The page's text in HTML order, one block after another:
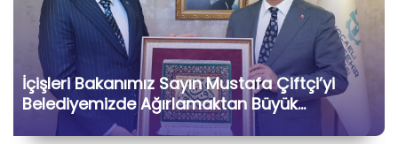
İçişleri Bakanımız Sayın Mustafa Çiftçi’yi
Belediyemizde Ağırlamaktan Büyük
Memnuniyet Duyduk